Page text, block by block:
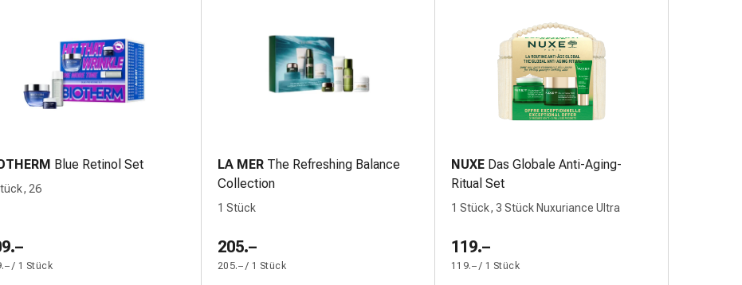
Blue Retinol Set
26
/ 1 Stück
LA MER The Refreshing Balance
Collection
1 Stück
205.–
205.– / 1 Stück
NUXE Das Globale Anti-Aging-
Ritual Set
1 Stück, 3 Stück Nuxuriance Ultra
119.–
119.– / 1 Stück